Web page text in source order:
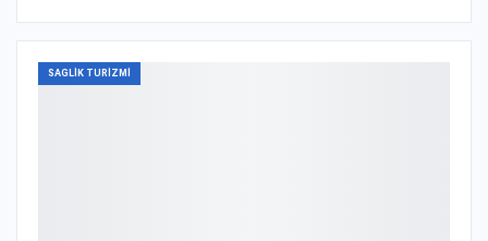
SAGLIK TURIZMI